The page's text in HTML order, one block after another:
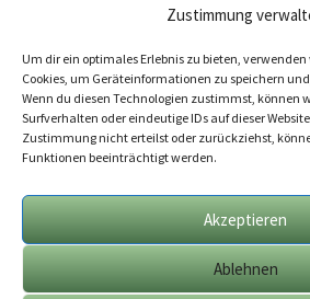
Zustimmung
Um dir ein optimales Erlebnis zu bieten,
Cookies, um Geräteinformationen zu speichern
Wenn du diesen Technologien zustimmst, können
Surfverhalten oder eindeutige IDs auf dieser
Zustimmung nicht erteilst oder zurückziehst,
Funktionen beeinträchtigt werden.
Akzeptieren
Ablehnen
Geschäftsbedingungen